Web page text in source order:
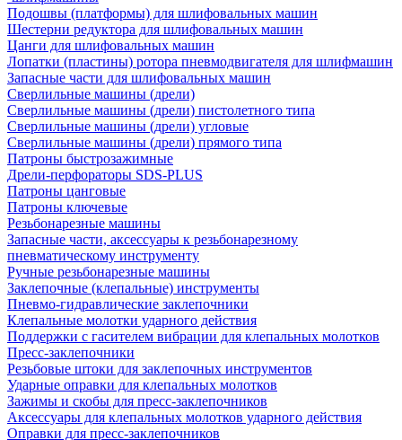
Подошвы (платформы) для шлифовальных машин
Шестерни редуктора для шлифовальных машин
Цанги для шлифовальных машин
Лопатки (пластины) ротора пневмодвигателя для шлифмашин
Запасные части для шлифовальных машин
Сверлильные машины (дрели)
Сверлильные машины (дрели) пистолетного типа
Сверлильные машины (дрели) угловые
Сверлильные машины (дрели) прямого типа
Патроны быстрозажимные
Дрели-перфораторы SDS-PLUS
Патроны цанговые
Патроны ключевые
Резьбонарезные машины
Запасные части, аксессуары к резьбонарезному
пневматическому инструменту
Ручные резьбонарезные машины
Заклепочные (клепальные) инструменты
Пневмо-гидравлические заклепочники
Клепальные молотки ударного действия
Поддержки с гасителем вибрации для клепальных молотков
Пресс-заклепочники
Резьбовые штоки для заклепочных инструментов
Ударные оправки для клепальных молотков
Зажимы и скобы для пресс-заклепочников
Аксессуары для клепальных молотков ударного действия
Оправки для пресс-заклепочников